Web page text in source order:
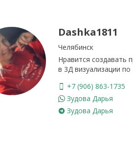
Dashka1811
Челябинск
Нравится создавать
в 3Д визуализации
+7 (906) 863-1735
Зудова Дарья
Зудова Дарья